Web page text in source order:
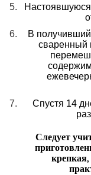
Настоявшуюся
В
сваренный
Спустя 14
Следует